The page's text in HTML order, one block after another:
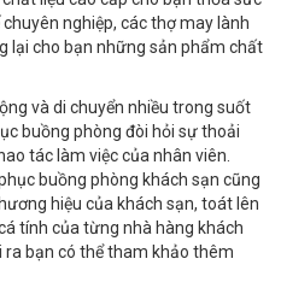
nghiệp, các thợ may lành
lại cho bạn những sản phẩm chất
và di chuyển nhiều trong suốt
buồng phòng đòi hỏi sự thoải
tác làm việc của nhân viên.
buồng phòng khách sạn cũng
hiệu của khách sạn, toát lên
tính của từng nhà hàng khách
bạn có thể tham khảo thêm